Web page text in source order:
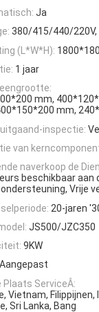
Ja
380/415/440/220V,
(L*W*H):
1 jaar
mm,
mm,
inspectie:
van
naverkoop de
beschikbaar
Vrije
20-jaren
JS500/JZC350
9KW
Aangepast
Plaats ServiceÂ:
Vietnam,
Sri Lanka, Bang